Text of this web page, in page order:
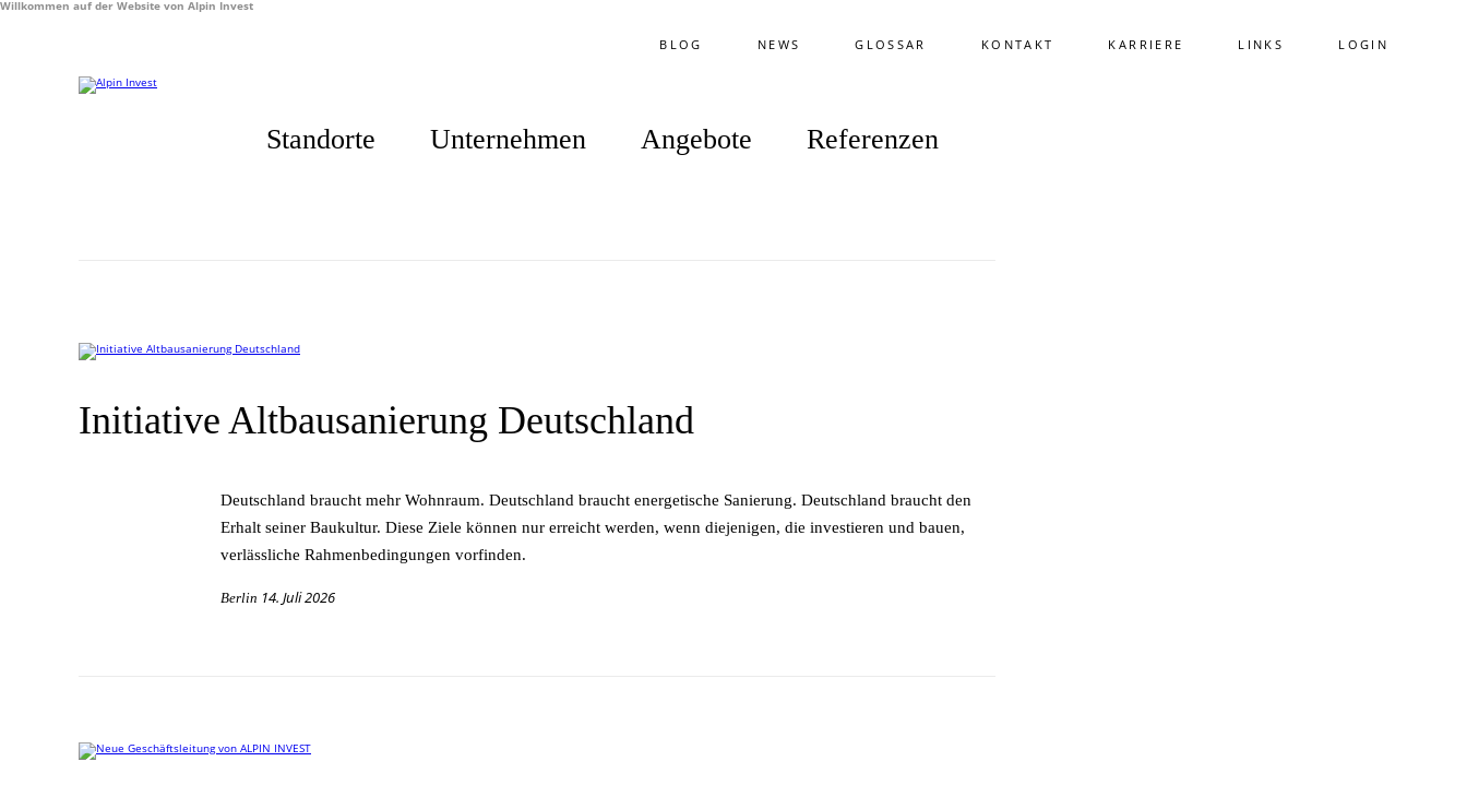
Willkommen auf der Website von Alpin Invest
BLOG NEWS GLOSSAR KONTAKT KARRIERE LINKS LOGIN
Standorte Unternehmen Angebote Referenzen
Initiative Altbausanierung Deutschland
Deutsch­land braucht mehr Wohn­raum. Deutsch­land braucht en­er­ge­ti­sche Sa­nie­rung. Deutsch­land braucht den
Er­halt sei­ner Bau­kul­tur. Die­se Zie­le kön­nen nur er­reicht wer­den, wenn die­je­ni­gen, die in­ves­tie­ren und bau­en,
ver­läss­li­che Rah­men­be­din­gun­gen vorfinden.
Berlin 14. Juli 2026